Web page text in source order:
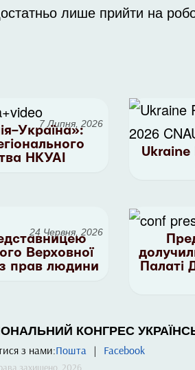
лише прийти на
7 Липня, 2026
НКУАІ
Ukraine
24 Червня, 2026
Верховної
прав людини
Палаті
КОНГРЕС
з нами:Пошта | Facebook
захищено, 2026